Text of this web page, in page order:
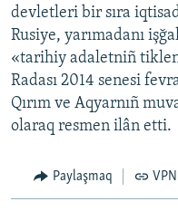
devletleri bir sıra
Rusiye, yarımadanı
«tarihiy adaletniñ
Radası 2014 senesi
Qırım ve Aqyarnıñ
olaraq resmen ilân etti.
Paylaşmaq